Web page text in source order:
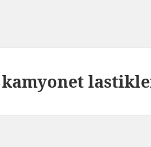
kamyonet